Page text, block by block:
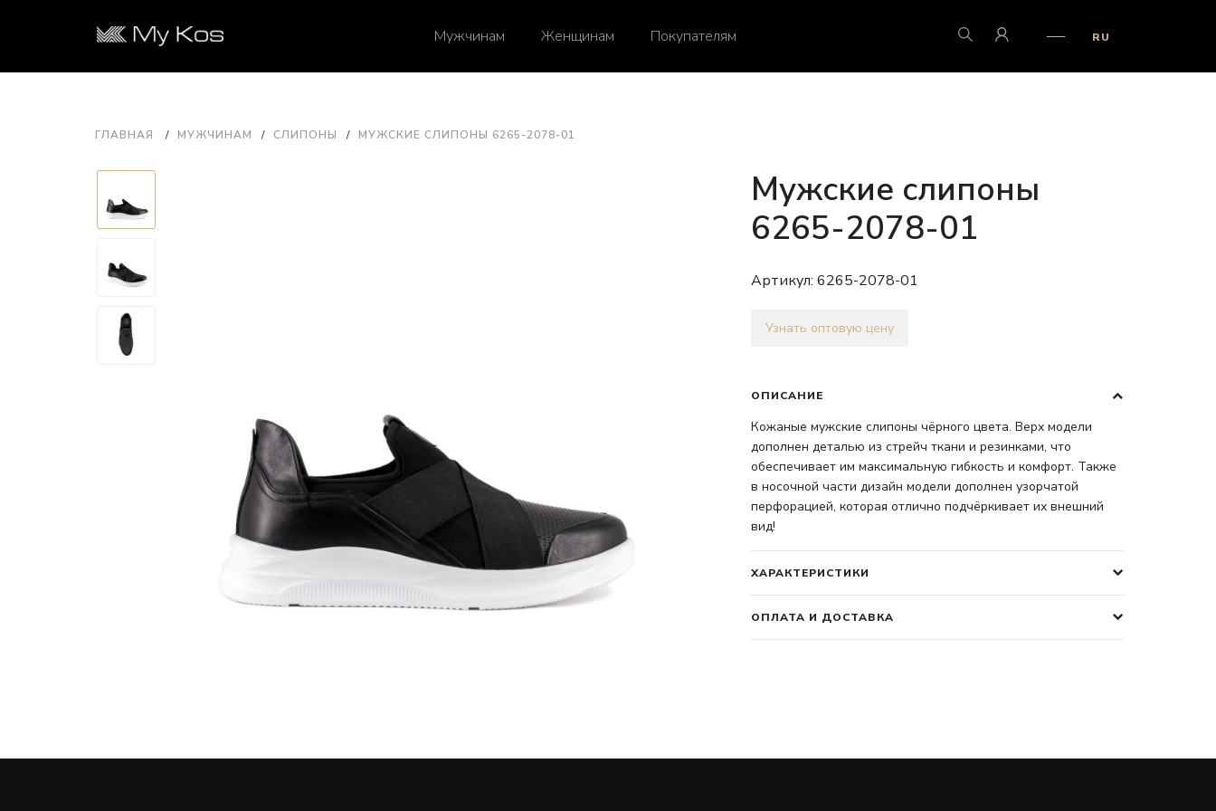
Мужчинам Женщинам Покупателям RU
ГЛАВНАЯ МУЖЧИНАМ СЛИПОНЫ МУЖСКИЕ СЛИПОНЫ 6265-2078-01
Мужские слипоны
6265-2078-01
Артикул: 6265-2078-01
Узнать оптовую цену
ОПИСАНИЕ
Кожаные мужские слипоны чёрного цвета. Верх модели
дополнен деталью из стрейч ткани и резинками, что
обеспечивает им максимальную гибкость и комфорт. Также
в носочной части дизайн модели дополнен узорчатой
перфорацией, которая отлично подчёркивает их внешний
вид!
ХАРАКТЕРИСТИКИ
ОПЛАТА И ДОСТАВКА